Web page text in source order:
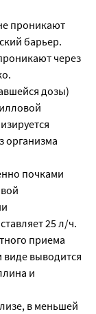
проникают
барьер.
через
дозы)
организма
почками
25 л/ч.
приема
виде выводится
и
в меньшей